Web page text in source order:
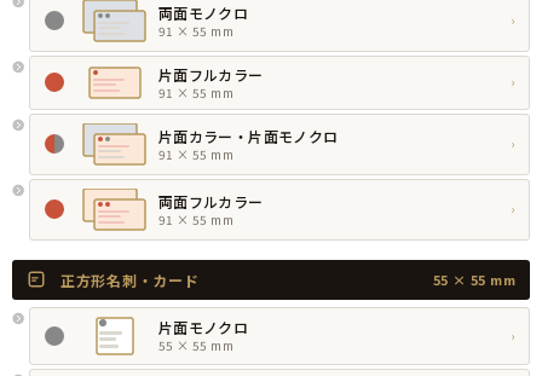
両面モノクロ
91 × 55 mm
›
片面フルカラー
91 × 55 mm
›
片面カラー・片面モノクロ
91 × 55 mm
›
両面フルカラー
91 × 55 mm
›
正方形名刺・カード 55 × 55 mm
片面モノクロ
55 × 55 mm
›